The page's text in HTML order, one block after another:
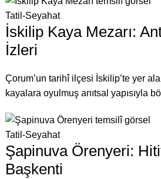
Tatil-Seyahat
İskilip Kaya Mezarı:
İzleri
Çorum’un tarihî ilçesi İskilip’te yer
kayalara oyulmuş anıtsal yapısıyla
Tatil-Seyahat
Şapinuva Örenyeri:
Başkenti